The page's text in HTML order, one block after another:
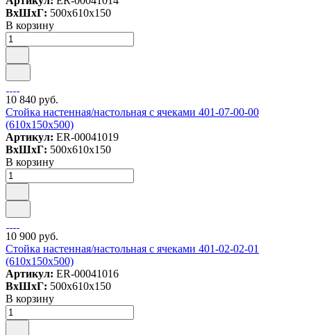
ВxШxГ: 500x610x150
В корзину
10 840 руб.
Стойка настенная/настольная с ячеками 401-07-00-00
(610х150х500)
Артикул: ER-00041019
ВxШxГ: 500x610x150
В корзину
10 900 руб.
Стойка настенная/настольная с ячеками 401-02-02-01
(610х150х500)
Артикул: ER-00041016
ВxШxГ: 500x610x150
В корзину